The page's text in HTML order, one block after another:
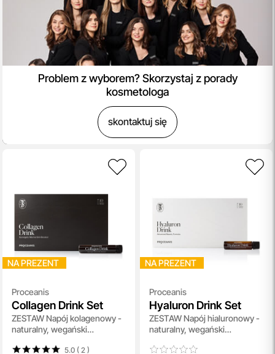
Problem z wyborem? Skorzystaj z porady
kosmetologa
skontaktuj się
NA PREZENT
Proceanis
Collagen Drink Set
ZESTAW Napój kolagenowy -
naturalny, wegański
5.0 ( 2 )
NA PREZENT
Proceanis
Hyaluron Drink Set
ZESTAW Napój hialuronowy -
naturalny, wegański